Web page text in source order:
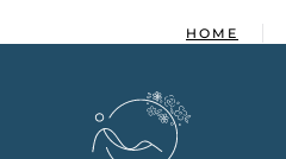
HOME